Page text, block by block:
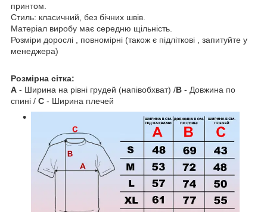
принтом.
Стиль: класичний, без бічних швів.
Матеріал виробу має середню щільність.
Розміри дорослі , повномірні (також є підліткові , запитуйте у
менеджера)
Розмірна сітка:
A - Ширина на рівні грудей (напівобхват) /B - Довжина по
спині / C - Ширина плечей